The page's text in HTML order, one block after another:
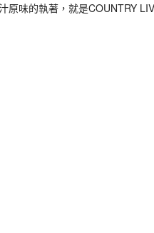
味的執著，就是COUNTRY